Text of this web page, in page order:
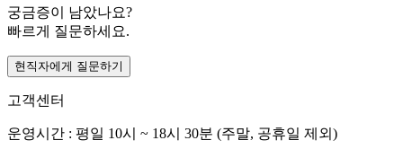
궁금증이 남았나요?
빠르게 질문하세요.
현직자에게 질문하기
고객센터
운영시간 : 평일 10시 ~ 18시 30분 (주말, 공휴일 제외)